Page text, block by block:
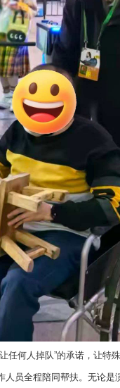
何人掉队”的承诺，让特
员全程陪同帮扶。无论是